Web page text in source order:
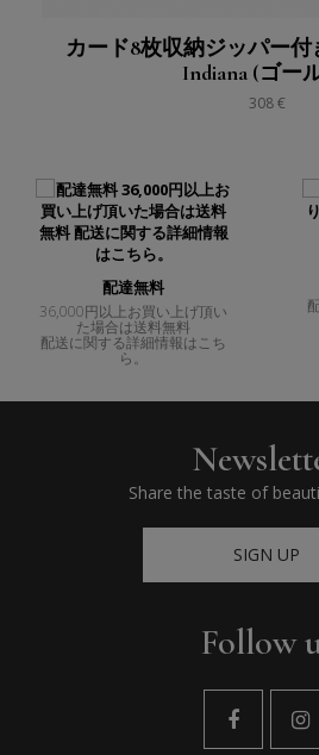
カード8枚収納ジッパー付
Indiana (ゴー
308 €
配達無料
36,000円以上お買い上げ頂い
た場合は送料無料
配送に関する詳細情報はこち
ら。
Share the taste of
SIGN UP
Follow